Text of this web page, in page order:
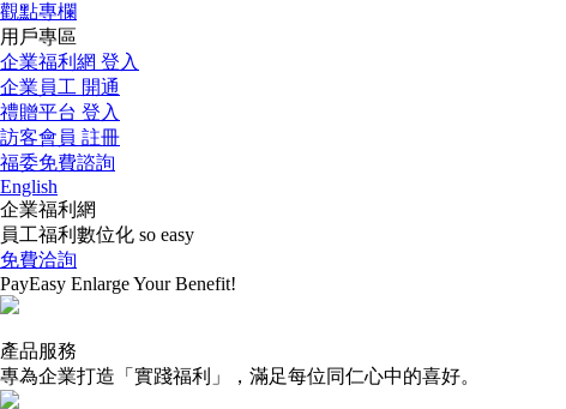
觀點專欄
用戶專區
企業福利網 登入
企業員工 開通
禮贈平台 登入
訪客會員 註冊
福委免費諮詢
English
企業福利網
員工福利數位化 so easy
免費洽詢
PayEasy EnlargeYour Benefit!
產品服務
專為企業打造「實踐福利」， 滿足每位同仁心中的喜好。